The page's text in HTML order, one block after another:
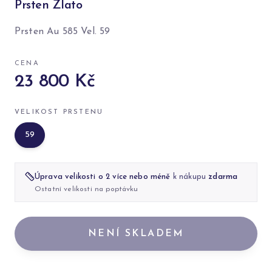
Prsten Zlato
Prsten Au 585 Vel. 59
CENA
23 800 Kč
VELIKOST PRSTENU
59
Úprava velikosti o 2 více nebo méně k nákupu zdarma
Ostatní velikosti na poptávku
NENÍ SKLADEM